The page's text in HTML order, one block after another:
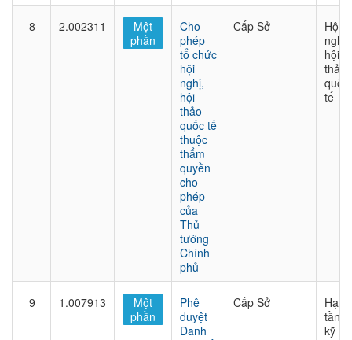
8 2.002311
Một
phần
Cho
phép
tổ chức
hội
nghị,
hội
thảo
quốc tế
thuộc
thẩm
quyền
cho
phép
của
Thủ
tướng
Chính
phủ
Cấp Sở
Hội
nghị,
hội
thảo
quốc
tế
9 1.007913
Một
phần
Phê
duyệt
Danh
Cấp Sở
Hạ
tầng
kỹ